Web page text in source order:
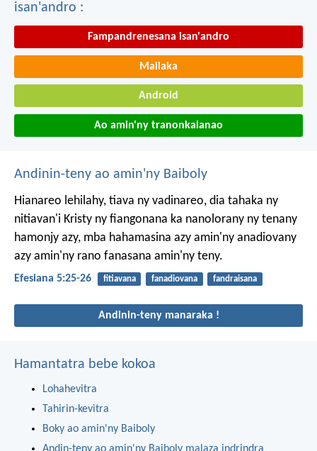
isan'andro :
Fampandrenesana isan'andro
Mailaka
Android
Ao amin'ny tranonkalanao
Andinin-teny ao amin'ny Baiboly
Hianareo lehilahy, tiava ny vadinareo, dia tahaka ny
nitiavan'i Kristy ny fiangonana ka nanolorany ny tenany
hamonjy azy, mba hahamasina azy amin'ny anadiovany
azy amin'ny rano fanasana amin'ny teny.
Efesiana 5:25-26 fitiavana fanadiovana fandraisana
Andinin-teny manaraka !
Hamantatra bebe kokoa
Lohahevitra
Tahirin-kevitra
Boky ao amin'ny Baiboly